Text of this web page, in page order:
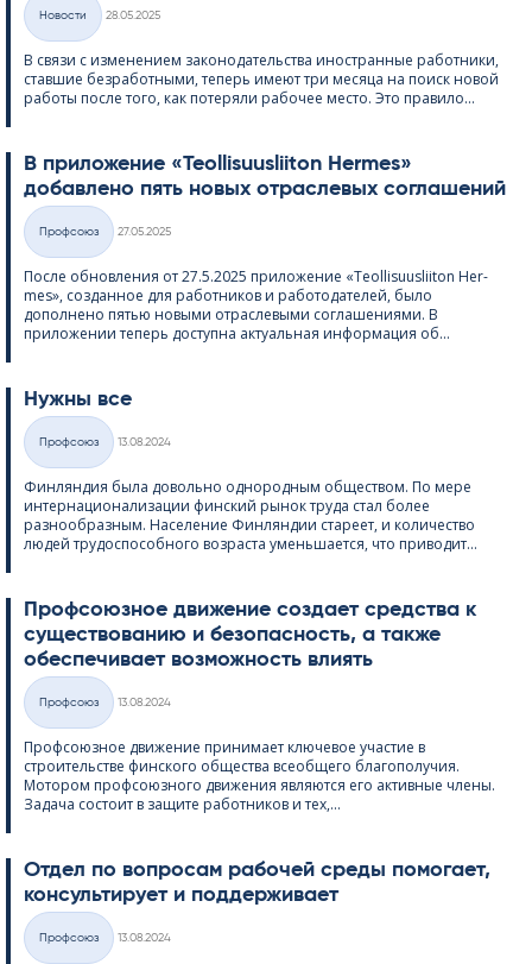
Категории
Hовости
28.05.2025
В связи с изменением законодательства иностранные работники,
ставшие безработными, теперь имеют три месяца на поиск новой
работы после того, как потеряли рабочее место. Это правило...
В приложение «Teol­li­suus­lii­ton Her­mes»
добавлено пять новых отраслевых соглашений
Категории
Профсоюз
27.05.2025
После обновления от 27.5.2025 приложение «Teol­li­suus­lii­ton Her­
mes», созданное для работников и работодателей, было
дополнено пятью новыми отраслевыми соглашениями. В
приложении теперь доступна актуальная информация об...
Нужны все
Категории
Профсоюз
13.08.2024
Финляндия была довольно однородным обществом. По мере
интернационализации финский рынок труда стал более
разнообразным. Население Финляндии стареет, и количество
людей трудоспособного возраста уменьшается, что приводит...
Профсоюзное движение создает средства к
существованию и безопасность, а также
обеспечивает возможность влиять
Категории
Профсоюз
13.08.2024
Профсоюзное движение принимает ключевое участие в
строительстве финского общества всеобщего благополучия.
Мотором профсоюзного движения являются его активные члены.
Задача состоит в защите работников и тех,...
Отдел по вопросам рабочей среды помогает,
консультирует и поддерживает
Категории
Профсоюз
13.08.2024